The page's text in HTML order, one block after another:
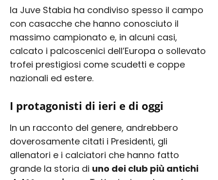
la Juve Stabia ha condiviso spesso il campo
con casacche che hanno conosciuto il
massimo campionato e, in alcuni casi,
calcato i palcoscenici dell’Europa o sollevato
trofei prestigiosi come scudetti e coppe
nazionali ed estere.
I protagonisti di ieri e di oggi
In un racconto del genere, andrebbero
doverosamente citati i Presidenti, gli
allenatori e i calciatori che hanno fatto
grande la storia di uno dei club più antichi